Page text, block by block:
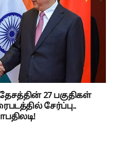
27 பகுதிகள்
சேர்ப்பு..